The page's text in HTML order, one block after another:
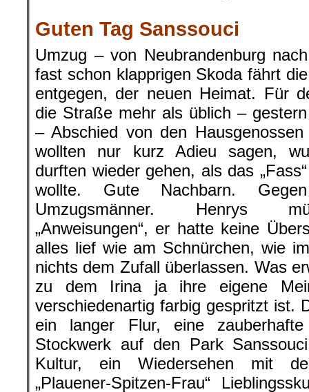
Guten Tag Sanssouci
Umzug – von Neubrandenburg
fast schon klapprigen Skoda fährt
entgegen, der neuen Heimat. Für
die Straße mehr als üblich –
– Abschied von den
wollten nur kurz Adieu sagen,
durften wieder gehen, als das
wollte. Gute Nachbarn.
Umzugsmänner. Henrys
„Anweisungen“, er hatte keine
alles lief wie am Schnürchen, wie
nichts dem Zufall überlassen. Was
zu dem Irina ja ihre eigene
verschiedenartig farbig gespritzt ist.
ein langer Flur, eine
Stockwerk auf den Park
Kultur, ein Wiedersehen mit
„Plauener-Spitzen-Frau“